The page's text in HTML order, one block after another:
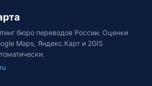
бюро переводов России. Оценки
Maps, Яндекс.Карт и 2GIS